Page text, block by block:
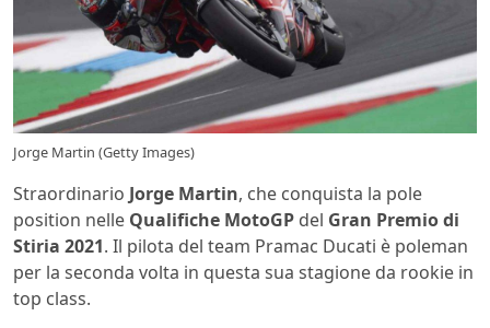
Jorge Martin (Getty Images)
Straordinario Jorge Martin, che conquista la pole
position nelle Qualifiche MotoGP del Gran Premio di
Stiria 2021. Il pilota del team Pramac Ducati è poleman
per la seconda volta in questa sua stagione da rookie in
top class.